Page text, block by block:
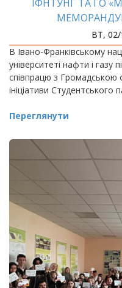
ІФНТУНГ ТА ГО
ВТ, 02/
В Івано-Франківському
університеті нафти і
співпрацю з Громадською
ініціативи
Переглянути